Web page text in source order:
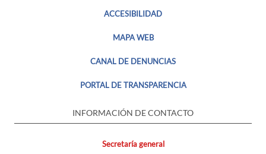
ACCESIBILIDAD
MAPA WEB
CANAL DE DENUNCIAS
PORTAL DE TRANSPARENCIA
INFORMACIÓN DE CONTACTO
Secretaría general